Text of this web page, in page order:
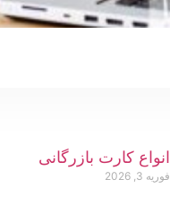
انواع کارت بازرگانی
فوریه 3, 2026